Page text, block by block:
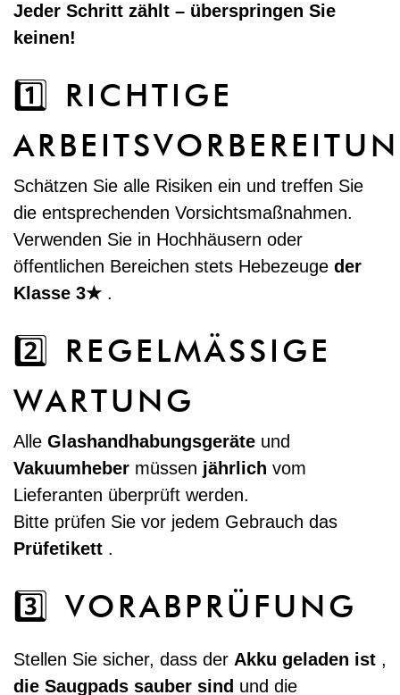
Jeder Schritt zählt – überspringen Sie
keinen!
1️⃣ RICHTIGE
Schätzen Sie alle Risiken ein und treffen Sie
die entsprechenden Vorsichtsmaßnahmen.
Verwenden Sie in Hochhäusern oder
öffentlichen Bereichen stets Hebezeuge der
Klasse 3★ .
2️⃣ REGELMÄSSIGE W
ARTUNG
Alle Glashandhabungsgeräte und
Vakuumheber müssen jährlich vom
Lieferanten überprüft werden.
Bitte prüfen Sie vor jedem Gebrauch das
Prüfetikett .
3️⃣ VORABPRÜFUNG
Stellen Sie sicher, dass der Akku geladen ist ,
die Saugpads sauber sind und die